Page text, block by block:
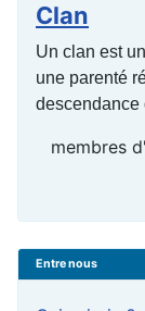
Clan
Un clan est
une parenté
descendance
membres
Entre nous